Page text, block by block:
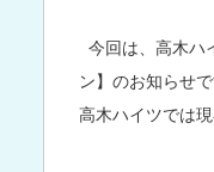
今回は、高木ハ
ン】のお知らせ
高木ハイツでは現